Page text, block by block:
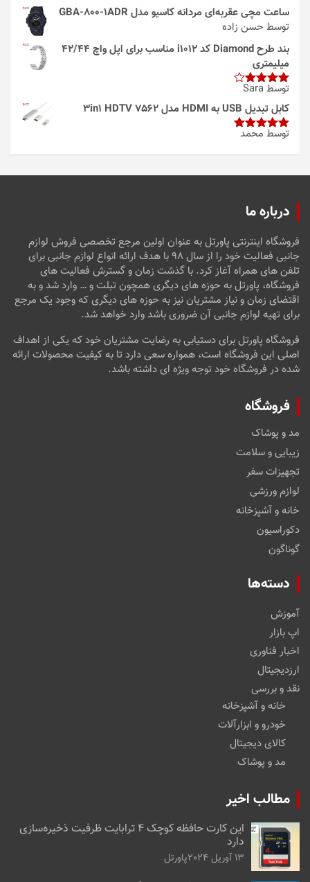
ساعت مچی عقربه‌ای مردانه کاسیو مدل GBA-800-1ADR
توسط حسن زاده
بند طرح Diamond کد i1012 مناسب برای اپل واچ 42/44
میلیمتری
امتیاز4
از 5
توسط Sara
کابل تبدیل USB به HDMI مدل 3in1 HDTV 7562
امتیاز5از
توسط محمد
درباره ما
فروشگاه اینترنتی پاورتل به عنوان اولین مرجع تخصصی فروش لوازم
جانبی فعالیت خود را از سال ۹۸ با هدف ارائه انواع لوازم جانبی برای
تلفن های همراه آغاز کرد. با گذشت زمان و گسترش فعالیت های
فروشگاه، پاورتل به حوزه های دیگری همچون تبلت و … وارد شد و به
اقتضای زمان و نیاز مشتریان نیز به حوزه های دیگری که وجود یک مرجع
برای تهیه لوازم جانبی آن ضروری باشد وارد خواهد شد.
فروشگاه پاورتل برای دستیابی به رضایت مشتریان خود که یکی از اهداف
اصلی این فروشگاه است، همواره سعی دارد تا به کیفیت محصولات ارائه
شده در فروشگاه خود توجه ویژه ای داشته باشد.
فروشگاه
مد و پوشاک
زیبایی و سلامت
تجهیزات سفر
لوازم ورزشی
خانه و آشپزخانه
دکوراسیون
گوناگون
دسته‌ها
آموزش
اپ بازار
اخبار فناوری
ارزدیجیتال
نقد و بررسی
خانه و آشپزخانه
خودرو و ابزارآلات
کالای دیجیتال
مد و پوشاک
مطالب اخیر
این کارت حافظه کوچک ۴ ترابایت ظرفیت ذخیره‌سازی
دارد
13 آوریل 2024 پاورتل